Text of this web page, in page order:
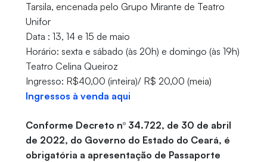
Tarsila, encenada pelo Grupo Mirante de Teatro
Unifor
Data : 13, 14 e 15 de maio
Horário: sexta e sábado (às 20h) e domingo (às 19h)
Teatro Celina Queiroz
Ingresso: R$40,00 (inteira)/ R$ 20,00 (meia)
Ingressos à venda aqui
Conforme Decreto nº 34.722, de 30 de abril
de 2022, do Governo do Estado do Ceará, é
obrigatória a apresentação de Passaporte